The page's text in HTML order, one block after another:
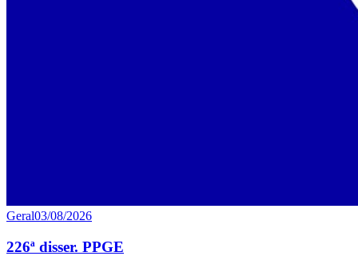
Geral03/08/2026
226ª disser. PPGE